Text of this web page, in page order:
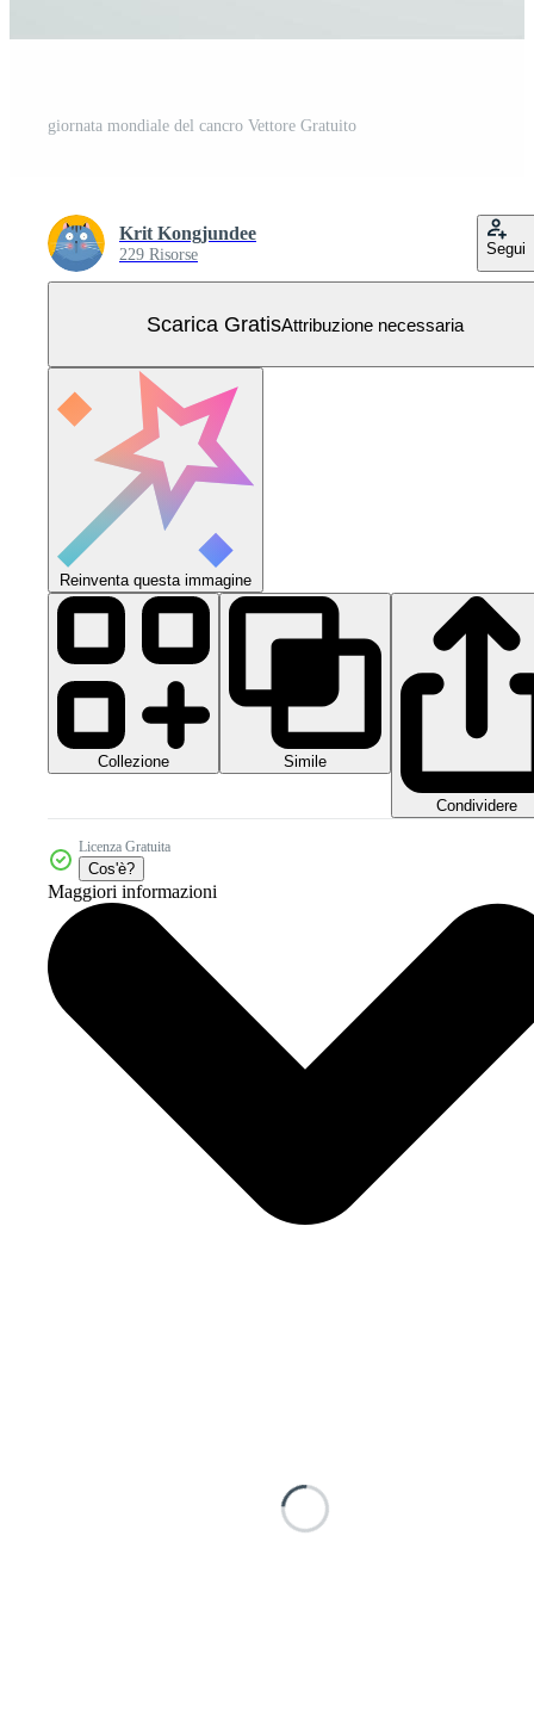
giornata mondiale del cancro Vettore Gratuito
Krit Kongjundee
229 Risorse Segui
Scarica GratisAttribuzione necessaria
Reinventa questa immagine
Collezione Simile
Condividere
Licenza Gratuita
Cos'è?
Maggiori informazioni